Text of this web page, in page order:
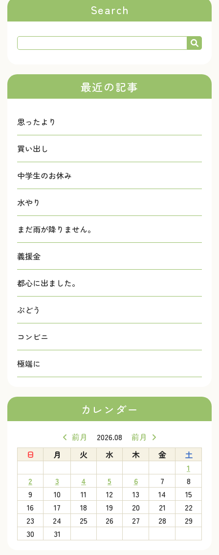
Search
最近の記事
思ったより
買い出し
中学生のお休み
水やり
まだ雨が降りません。
義援金
都心に出ました。
ぶどう
コンビニ
極端に
カレンダー
前月 2026.08
前月
日
月 火 水 木 金
土
1
2
3 4 5 6 7
8
9
10 11 12 13 14
15
16
17 18 19 20 21
22
23
24 25 26 27 28
29
30
31